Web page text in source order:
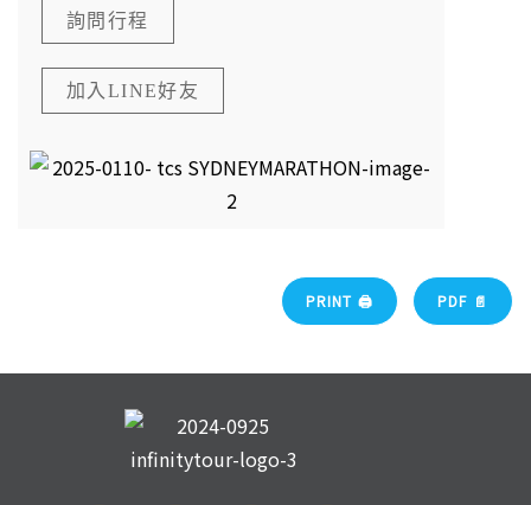
詢問行程
加入LINE好友
PRINT 🖨 PDF 📄